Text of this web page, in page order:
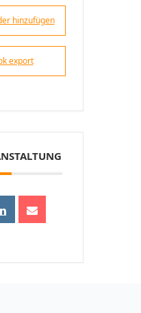
hinzufügen
export